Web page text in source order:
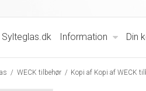
Sylteglas.dk Information Din
/ WECK tilbehør / Kopi af Kopi af WECK